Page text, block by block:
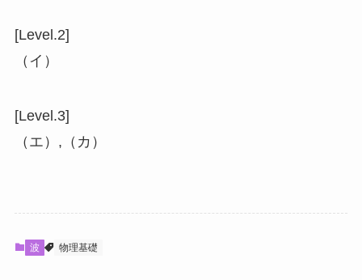
[Level.2]
（イ）
[Level.3]
（エ）,（カ）
波 物理基礎